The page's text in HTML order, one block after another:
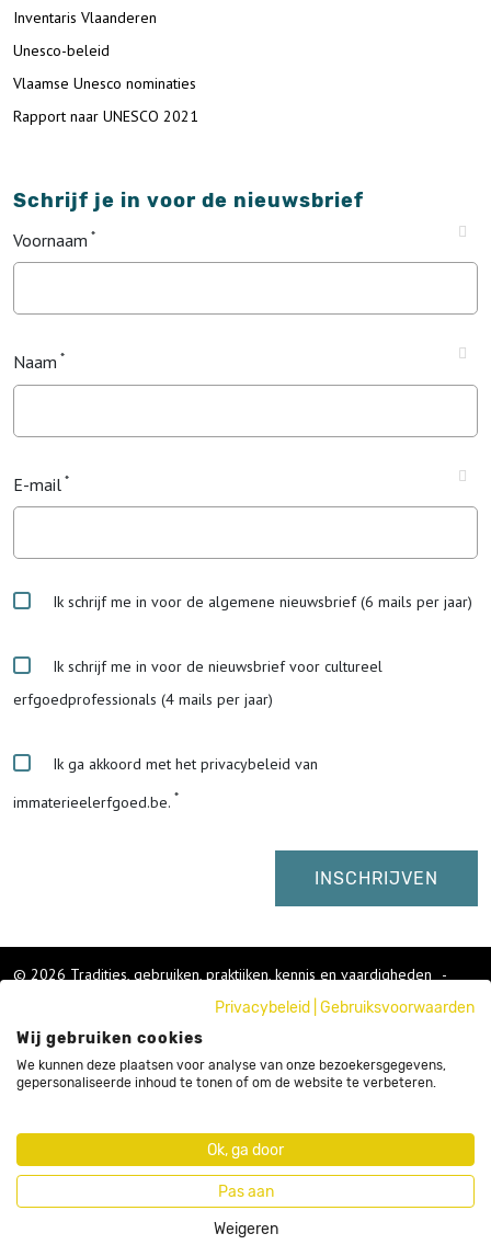
Inventaris Vlaanderen
Unesco-beleid
Vlaamse Unesco nominaties
Rapport naar UNESCO 2021
Schrijf je in voor de nieuwsbrief
Voornaam
Naam
E-mail
Ik schrijf me in voor de algemene nieuwsbrief (6 mails per jaar)
Ik schrijf me in voor de nieuwsbrief voor cultureel
erfgoedprofessionals (4 mails per jaar)
Ik ga akkoord met het privacybeleid van
immaterieelerfgoed.be.
© 2026 Tradities, gebruiken, praktijken, kennis en vaardigheden
-
Gebruikersvoorwaarden
Privacybeleid
Cookies
Sitemap
Webdesign by Code d'Or
Privacybeleid
Gebruiksvoorwaarden
Wij gebruiken cookies
We kunnen deze plaatsen voor analyse van onze bezoekersgegevens,
gepersonaliseerde inhoud te tonen of om de website te verbeteren.
Ok, ga door
Pas aan
Weigeren